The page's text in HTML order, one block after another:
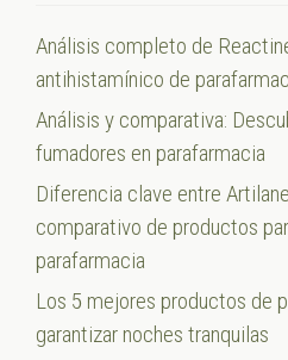
Análisis completo de
antihistamínico de
Análisis y comparativa:
fumadores en parafarmacia
Diferencia clave entre
comparativo de productos
parafarmacia
Los 5 mejores productos de
garantizar noches tranquilas